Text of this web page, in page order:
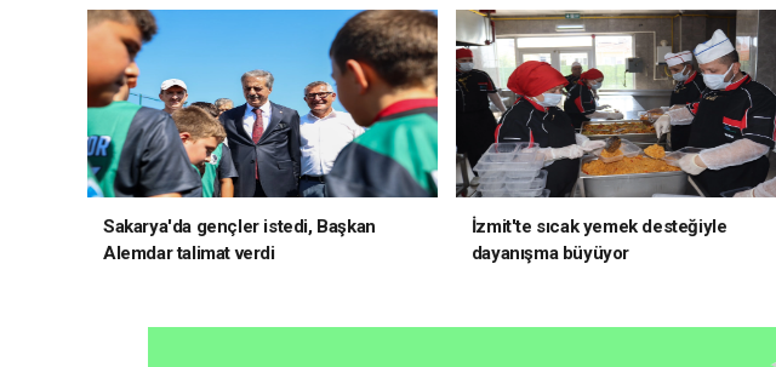
Sakarya'da gençler istedi, Başkan
Alemdar talimat verdi
İzmit'te sıcak yemek desteğiyle
dayanışma büyüyor